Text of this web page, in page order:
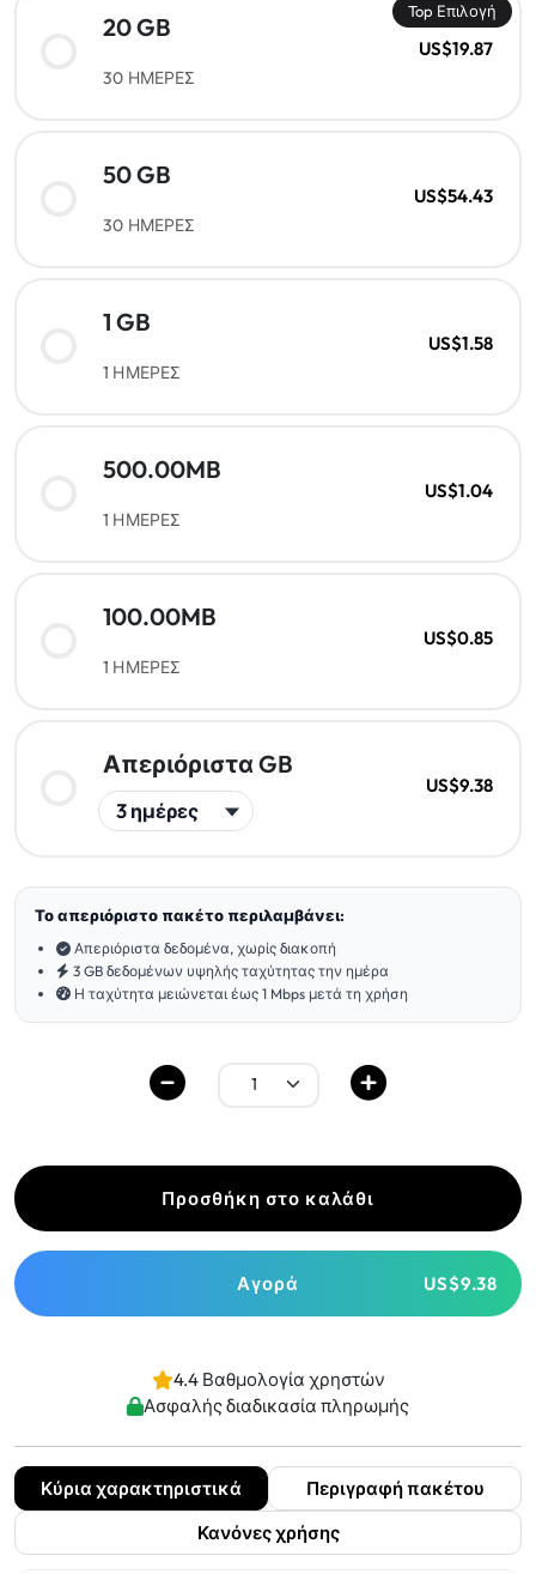
Top Επιλογή
20 GB
30 ΗΜΕΡΕΣ
US$19.87
50 GB
30 ΗΜΕΡΕΣ
US$54.43
1 GB
1 ΗΜΕΡΕΣ
US$1.58
500.00MB
1 ΗΜΕΡΕΣ
US$1.04
100.00MB
1 ΗΜΕΡΕΣ
US$0.85
Απεριόριστα GB
US$9.38
Το απεριόριστο πακέτο περιλαμβάνει:
Απεριόριστα δεδομένα, χωρίς διακοπή
3 GB δεδομένων υψηλής ταχύτητας την ημέρα
Η ταχύτητα μειώνεται έως 1 Mbps μετά τη χρήση
Προσθήκη στο καλάθι
Αγορά US$9.38
4.4 Βαθμολογία χρηστών
Ασφαλής διαδικασία πληρωμής
Κύρια χαρακτηριστικά
Περιγραφή πακέτου
Κανόνες χρήσης